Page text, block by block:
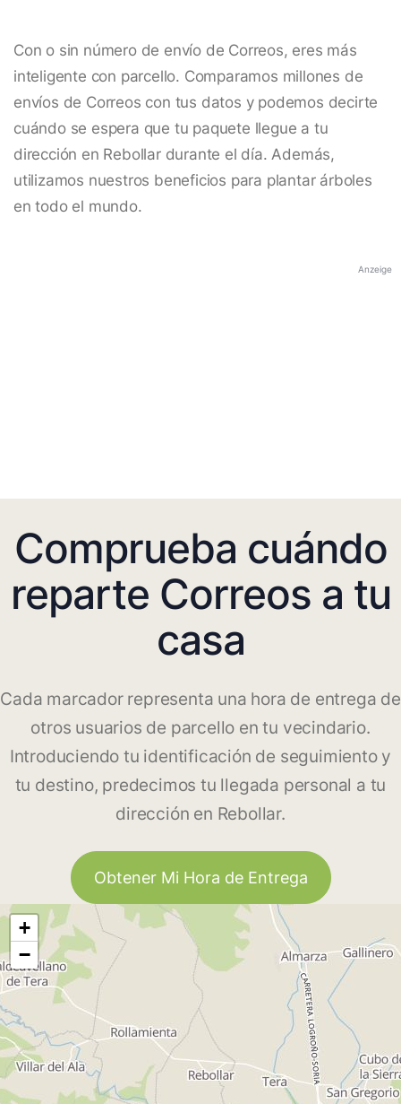
Con o sin número de envío de Correos, eres más
inteligente con parcello. Comparamos millones de
envíos de Correos con tus datos y podemos decirte
cuándo se espera que tu paquete llegue a tu
dirección en Rebollar durante el día. Además,
utilizamos nuestros beneficios para plantar árboles
en todo el mundo.
Anzeige
Comprueba cuándo
reparte Correos a tu
casa
Cada marcador representa una hora de entrega de
otros usuarios de parcello en tu vecindario.
Introduciendo tu identificación de seguimiento y
tu destino, predecimos tu llegada personal a tu
dirección en Rebollar.
Obtener Mi Hora de Entrega
+
−